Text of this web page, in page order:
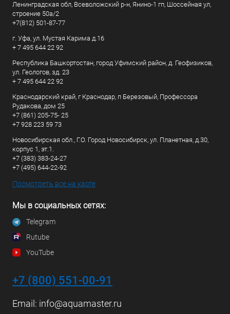
Ленинградская обл, Всеволожский р-н, Янино-1 гп, Шоссейная ул,
строение 50а/2
+7(812) 501-87-77
г. Уфа, ул. Мустая Карима д.16
+ 7 495 644 22 92
Республика Башкортостан, город Уфимский район, д. Геофизиков,
ул. Геологов, зд. 23
+ 7 495 644 22 92
Краснодарский край, г Краснодар, п Березовый, Профессора
Рудакова, дом 25
+7 (861) 205-75- 25
+7 928 223 59 73
Новосибирская обл., Г.О. Город Новосибирск, ул. Планетная, д.30,
корпус 1, эт.1.
+7 (383) 383-24-27
+7 (495) 644-22-92
Посмотреть все на карте
Мы в социальных сетях:
Telegram
Rutube
YouTube
+7 (800) 551-00-91
Email: info@aquamaster.ru